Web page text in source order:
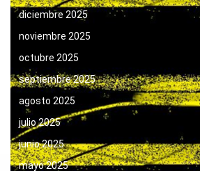
diciembre 2025
noviembre 2025
octubre 2025
septiembre 2025
agosto 2025
julio 2025
junio 2025
mayo 2025